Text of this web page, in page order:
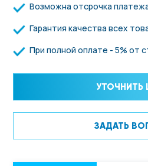
Возможна отсрочка
Гарантия качества всех
При полной оплате - 5% от
УТОЧНИТЬ
ЗАДАТЬ